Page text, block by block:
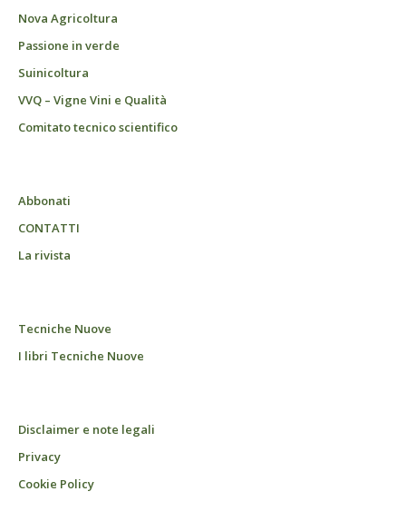
Nova Agricoltura
Passione in verde
Suinicoltura
VVQ – Vigne Vini e Qualità
Comitato tecnico scientifico
Abbonati
CONTATTI
La rivista
Tecniche Nuove
I libri Tecniche Nuove
Disclaimer e note legali
Privacy
Cookie Policy